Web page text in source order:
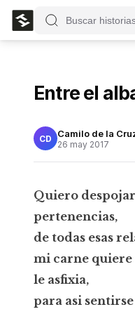
Entre el
CD Camilo de la
26 may 2017
Quiero
pertenencias,
de todas esas
mi carne quiere
le asfixia,
para asi